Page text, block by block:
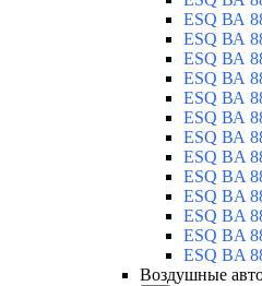
ESQ ВА
ESQ ВА
ESQ ВА
ESQ ВА
ESQ ВА
ESQ ВА
ESQ ВА
ESQ BA
ESQ BA
ESQ BA
ESQ BA
ESQ BA
ESQ BA
Воздушные